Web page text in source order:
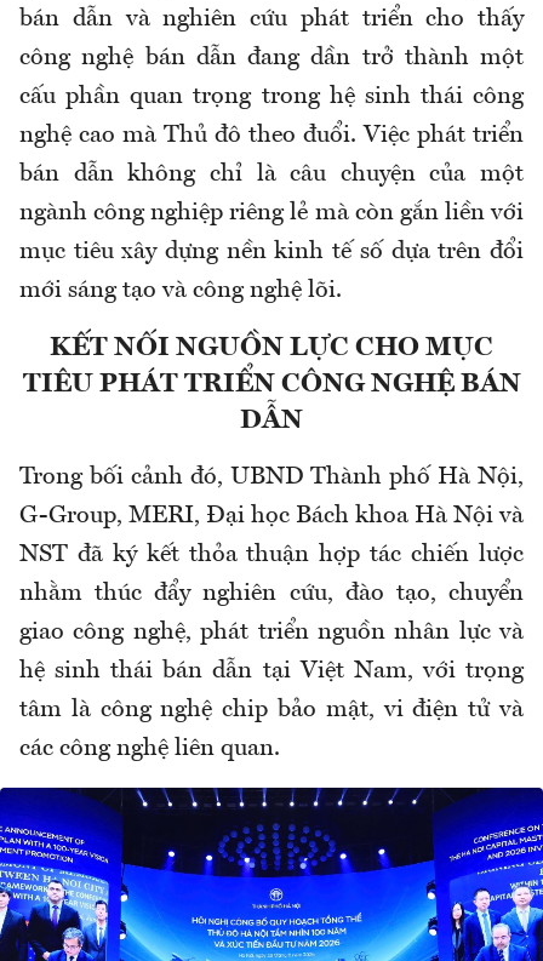
bán dẫn và nghiên cứu phát triển cho thấy
công nghệ bán dẫn đang dần trở thành một
cấu phần quan trọng trong hệ sinh thái công
nghệ cao mà Thủ đô theo đuổi. Việc phát triển
bán dẫn không chỉ là câu chuyện của một
ngành công nghiệp riêng lẻ mà còn gắn liền với
mục tiêu xây dựng nền kinh tế số dựa trên đổi
mới sáng tạo và công nghệ lõi.
KẾT NỐI NGUỒN LỰC CHO MỤC
TIÊU PHÁT TRIỂN CÔNG NGHỆ BÁN
DẪN
Trong bối cảnh đó, UBND Thành phố Hà Nội,
G-Group, MERI, Đại học Bách khoa Hà Nội và
NST đã ký kết thỏa thuận hợp tác chiến lược
nhằm thúc đẩy nghiên cứu, đào tạo, chuyển
giao công nghệ, phát triển nguồn nhân lực và
hệ sinh thái bán dẫn tại Việt Nam, với trọng
tâm là công nghệ chip bảo mật, vi điện tử và
các công nghệ liên quan.